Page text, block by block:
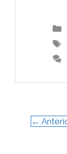
←